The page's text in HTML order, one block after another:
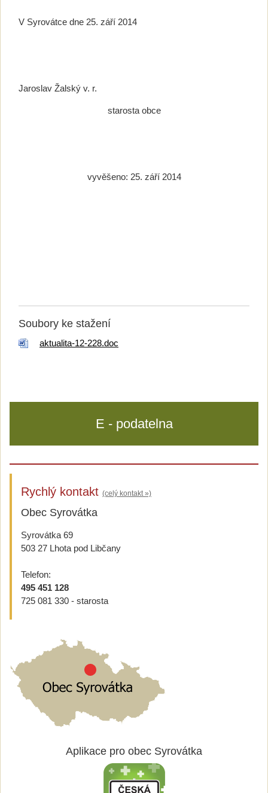
V Syrovátce dne 25. září 2014
Jaroslav Žalský v. r.
starosta obce
vyvěšeno: 25. září 2014
Soubory ke stažení
aktualita-12-228.doc
E - podatelna
Rychlý kontakt (celý kontakt »)
Obec Syrovátka
Syrovátka 69
503 27 Lhota pod Libčany
Telefon:
495 451 128
725 081 330 - starosta
Aplikace pro obec Syrovátka